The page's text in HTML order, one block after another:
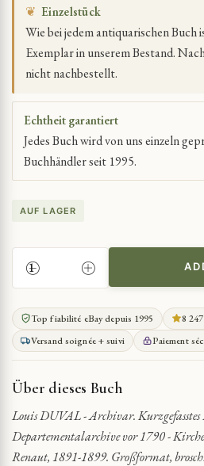
❦ Einzelstück
Wie bei jedem antiquarischen Buch
Exemplar in unserem Bestand.
nicht nachbestellt.
Echtheit garantiert
Jedes Buch wird von uns einzeln
Buchhändler seit 1995.
AUF LAGER
ORNE
DEPARTMENTALARCHIVE
BESTANDSVERZEICHNIS
VOR
1790
QUANTITY
Top fiabilité eBay depuis 1995
8
Versand soignée + suivi
Paiement
Über dieses Buch
Louis DUVAL - Archivar. Kurzgefasstes
Departementalarchive vor 1790 -
Renaut, 1891-1899. Großformat,